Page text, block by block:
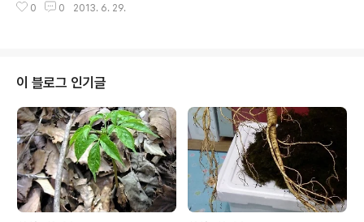
0 0 2013. 6. 29.
이 블로그 인기글